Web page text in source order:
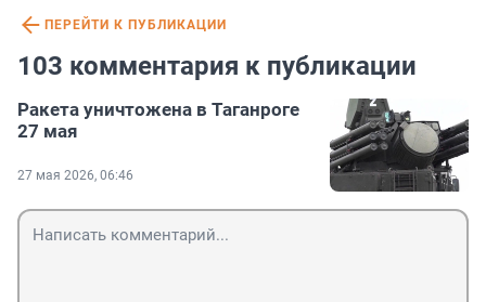
ПЕРЕЙТИ К ПУБЛИКАЦИИ
103 комментария к публикации
Ракета уничтожена в Таганроге
27 мая
27 мая 2026, 06:46